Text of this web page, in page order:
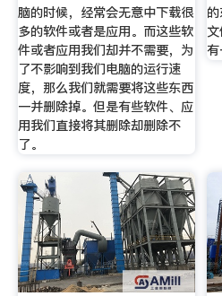
脑的时候，经常会无意中下载很
多的软件或者是应用。而这些软
件或者应用我们却并不需要，为
了不影响到我们电脑的运行速
度，那么我们就需要将这些东西
一并删除掉。但是有些软件、应
用我们直接将其删除却删除不
了。